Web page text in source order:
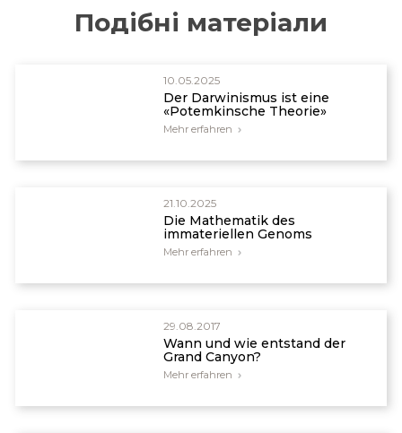
Подібні матеріали
10.05.2025
Der Darwinismus ist eine
«Potemkinsche Theorie»
Mehr erfahren
21.10.2025
Die Mathematik des
immateriellen Genoms
Mehr erfahren
29.08.2017
Wann und wie entstand der
Grand Canyon?
Mehr erfahren